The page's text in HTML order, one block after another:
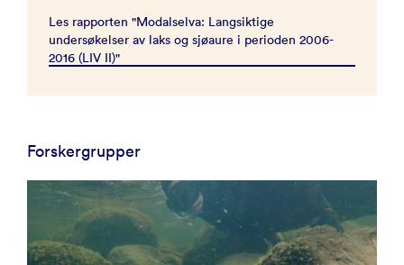
Les rapporten "Modalselva: Langsiktige
undersøkelser av laks og sjøaure i perioden 2006-
2016 (LIV II)"
Forskergrupper